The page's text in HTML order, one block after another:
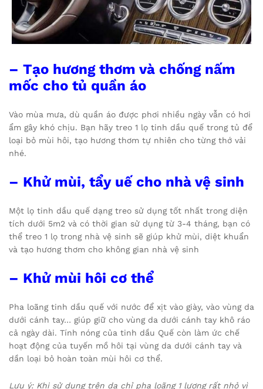
– Tạo hương thơm và chống nấm
mốc cho tủ quần áo
Vào mùa mưa, dù quần áo được phơi nhiều ngày vẫn có hơi
ẩm gây khó chịu. Bạn hãy treo 1 lọ tinh dầu quế trong tủ để
loại bỏ mùi hôi, tạo hương thơm tự nhiên cho từng thớ vải
nhé.
– Khử mùi, tẩy uế cho nhà vệ sinh
Một lọ tinh dầu quế dạng treo sử dụng tốt nhất trong diện
tích dưới 5m2 và có thời gian sử dụng từ 3-4 tháng, bạn có
thể treo 1 lọ trong nhà vệ sinh sẽ giúp khử mùi, diệt khuẩn
và tạo hương thơm cho không gian nhà vệ sinh
– Khử mùi hôi cơ thể
Pha loãng tinh dầu quế với nước để xịt vào giày, vào vùng da
dưới cánh tay… giúp giữ cho vùng da dưới cánh tay khô ráo
cả ngày dài. Tính nóng của tinh dầu Quế còn làm ức chế
hoạt động của tuyến mồ hôi tại vùng da dưới cánh tay và
dần loại bỏ hoàn toàn mùi hôi cơ thể.
Lưu ý: Khi sử dụng trên da chỉ pha loãng 1 lượng rất nhỏ vì